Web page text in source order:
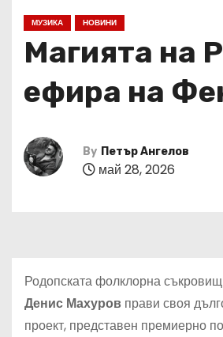
МУЗИКА НОВИНИ
Магията на
ефира на
By Петър Ангелов
май 28, 2026
Родопската фолклорна
Денис Махуров прави своя
проект, представен премиерно по